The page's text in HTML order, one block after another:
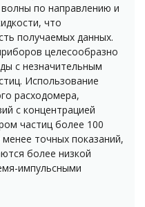
по направлению и
что
получаемых данных.
целесообразно
с незначительным
Использование
расходомера,
с концентрацией
частиц более 100
точных показаний,
более низкой
импульсными